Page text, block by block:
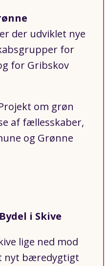
er der udviklet nye
for
for Gribskov
om grøn
af fællesskaber,
og Grønne
i Skive
lige ned mod
nyt bæredygtigt